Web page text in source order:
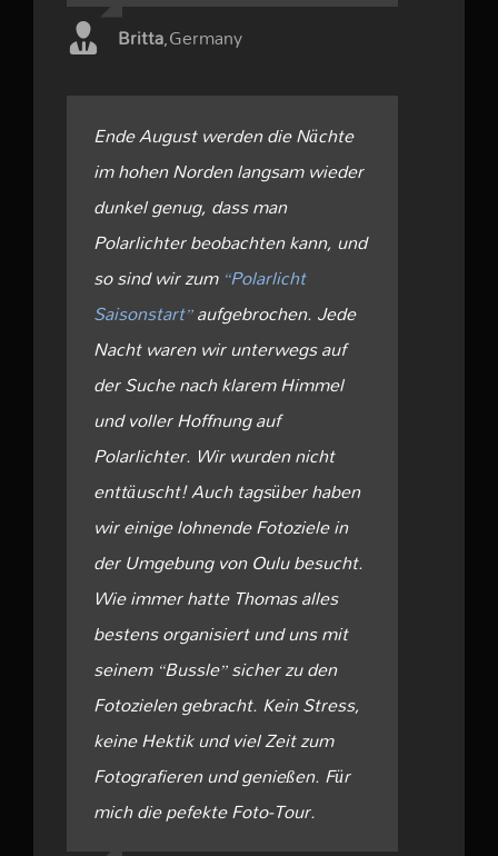
Britta,Germany
Ende August werden die Nächte
im hohen Norden langsam wieder
dunkel genug, dass man
Polarlichter beobachten kann, und
so sind wir zum“Polarlicht
Saisonstart”aufgebrochen. Jede
Nacht waren wir unterwegs auf
der Suche nach klarem Himmel
und voller Hoffnung auf
Polarlichter. Wir wurden nicht
enttäuscht! Auch tagsüber haben
wir einige lohnende Fotoziele in
der Umgebung von Oulu besucht.
Wie immer hatte Thomas alles
bestens organisiert und uns mit
seinem “Bussle” sicher zu den
Fotozielen gebracht. Kein Stress,
keine Hektik und viel Zeit zum
Fotografieren und genießen. Für
mich die pefekte Foto-Tour.